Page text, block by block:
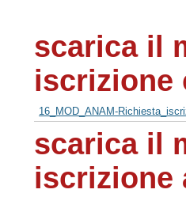
scarica il
iscrizione
16_MOD_ANAM-
scarica il
iscrizione